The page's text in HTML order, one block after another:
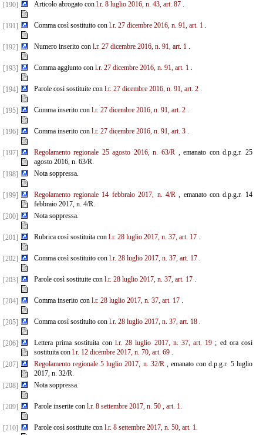
[190] Articolo abrogato con l.r. 8 luglio 2016, n. 43, art. 87.
[191] Comma così sostituito con l.r. 27 dicembre 2016, n. 91, art. 1.
[192] Numero inserito con l.r. 27 dicembre 2016, n. 91, art. 1.
[193] Comma aggiunto con l.r. 27 dicembre 2016, n. 91, art. 1.
[194] Parole così sostituite con l.r. 27 dicembre 2016, n. 91, art. 2.
[195] Comma inserito con l.r. 27 dicembre 2016, n. 91, art. 2.
[196] Comma inserito con l.r. 27 dicembre 2016, n. 91, art. 3.
[197] Regolamento regionale 25 agosto 2016, n. 63/R, emanato con d.p.g.r. 25
agosto 2016, n. 63/R.
[198]
Nota soppressa.
[199] Regolamento regionale 14 febbraio 2017, n. 4/R, emanato con d.p.g.r. 14
febbraio 2017, n. 4/R.
[200]
Nota soppressa.
[201] Rubrica così sostituita con l.r. 28 luglio 2017, n. 37, art. 17.
[202] Comma così sostituito con l.r. 28 luglio 2017, n. 37, art. 17.
[203] Parole così sostituite con l.r. 28 luglio 2017, n. 37, art. 17.
[204] Comma inserito con l.r. 28 luglio 2017, n. 37, art. 17.
[205] Comma così sostituito con l.r. 28 luglio 2017, n. 37, art. 18.
[206] Lettera prima sostituita conl.r. 28 luglio 2017, n. 37, art. 19 ; ed ora così
sostituita con l.r. 12 dicembre 2017, n. 70, art. 69.
[207]
Regolamento regionale 5 luglio 2017, n. 32/R, emanato con d.p.g.r. 5 luglio
2017, n. 32/R.
[208]
Nota soppressa.
[209] Parole inserite con l.r. 8 settembre 2017, n. 50 , art. 1.
[210] Parole così sostituite con l.r. 8 settembre 2017, n. 50, art. 1.